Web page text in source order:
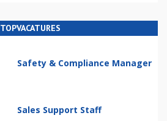
TOPVACATURES
Safety & Compliance Manager
Sales Support Staff